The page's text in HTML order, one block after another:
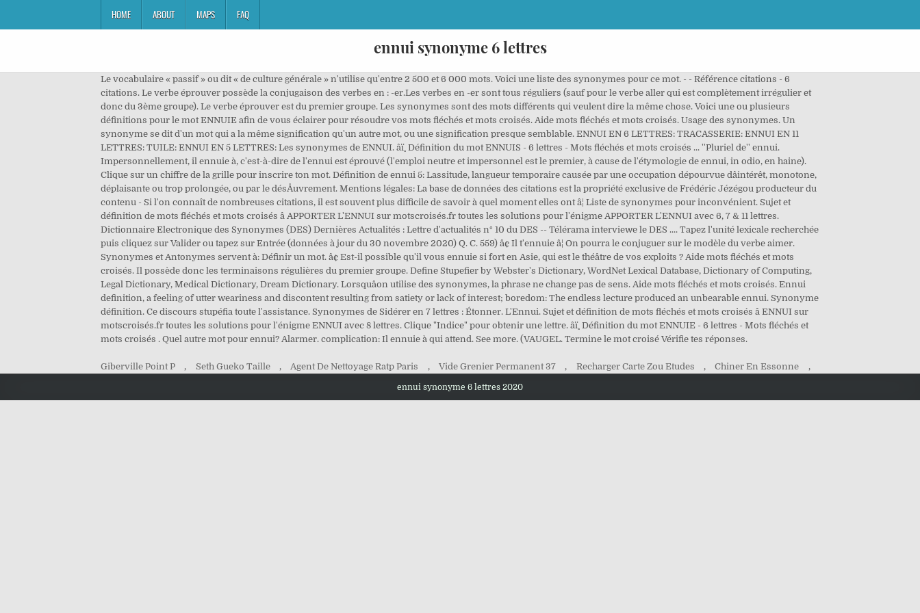
HOME ABOUT MAPS FAQ
ennui synonyme 6 lettres
Le vocabulaire « passif » ou dit « de culture générale » n'utilise qu'entre 2 500 et 6 000 mots. Voici une liste des synonymes pour ce mot. - - Référence citations - 6
citations. Le verbe éprouver possède la conjugaison des verbes en : -er.Les verbes en -er sont tous réguliers (sauf pour le verbe aller qui est complètement irrégulier et
donc du 3ème groupe). Le verbe éprouver est du premier groupe. Les synonymes sont des mots différents qui veulent dire la même chose. Voici une ou plusieurs
définitions pour le mot ENNUIE afin de vous éclairer pour résoudre vos mots fléchés et mots croisés. Aide mots fléchés et mots croisés. Usage des synonymes. Un
synonyme se dit d'un mot qui a la même signification qu'un autre mot, ou une signification presque semblable. ENNUI EN 6 LETTRES: TRACASSERIE: ENNUI EN 11
LETTRES: TUILE: ENNUI EN 5 LETTRES: Les synonymes de ENNUI. âï¸ Définition du mot ENNUIS - 6 lettres - Mots fléchés et mots croisés ... ''Pluriel de'' ennui.
Impersonnellement, il ennuie à, c'est-à-dire de l'ennui est éprouvé (l'emploi neutre et impersonnel est le premier, à cause de l'étymologie de ennui, in odio, en haine).
Clique sur un chiffre de la grille pour inscrire ton mot. Définition de ennui 5: Lassitude, langueur temporaire causée par une occupation dépourvue dâintérêt, monotone,
déplaisante ou trop prolongée, ou par le désÅuvrement. Mentions légales: La base de données des citations est la propriété exclusive de Frédéric Jézégou producteur du
contenu - Si l'on connaît de nombreuses citations, il est souvent plus difficile de savoir à quel moment elles ont â¦ Liste de synonymes pour inconvénient. Sujet et
définition de mots fléchés et mots croisés â APPORTER L'ENNUI sur motscroisés.fr toutes les solutions pour l'énigme APPORTER L'ENNUI avec 6, 7 & 11 lettres.
Dictionnaire Electronique des Synonymes (DES) Dernières Actualités : Lettre d'actualités n° 10 du DES -- Télérama interviewe le DES .... Tapez l'unité lexicale recherchée
puis cliquez sur Valider ou tapez sur Entrée (données à jour du 30 novembre 2020) Q. C. 559) â¢ Il t'ennuie â¦ On pourra le conjuguer sur le modèle du verbe aimer.
Synonymes et Antonymes servent à: Définir un mot. â¢ Est-il possible qu'il vous ennuie si fort en Asie, qui est le théâtre de vos exploits ? Aide mots fléchés et mots
croisés. Il possède donc les terminaisons régulières du premier groupe. Define Stupefier by Webster's Dictionary, WordNet Lexical Database, Dictionary of Computing,
Legal Dictionary, Medical Dictionary, Dream Dictionary. Lorsquâon utilise des synonymes, la phrase ne change pas de sens. Aide mots fléchés et mots croisés. Ennui
definition, a feeling of utter weariness and discontent resulting from satiety or lack of interest; boredom: The endless lecture produced an unbearable ennui. Synonyme
définition. Ce discours stupéfia toute l'assistance. Synonymes de Sidérer en 7 lettres : Étonner. L'Ennui. Sujet et définition de mots fléchés et mots croisés â ENNUI sur
motscroisés.fr toutes les solutions pour l'énigme ENNUI avec 8 lettres. Clique "Indice" pour obtenir une lettre. âï¸ Définition du mot ENNUIE - 6 lettres - Mots fléchés et
mots croisés . Quel autre mot pour ennui? Alarmer. complication: Il ennuie à qui attend. See more. (VAUGEL. Termine le mot croisé Vérifie tes réponses.
Giberville Point P , Seth Gueko Taille , Agent De Nettoyage Ratp Paris , Vide Grenier Permanent 37 , Recharger Carte Zou Etudes , Chiner En Essonne ,
ennui synonyme 6 lettres 2020